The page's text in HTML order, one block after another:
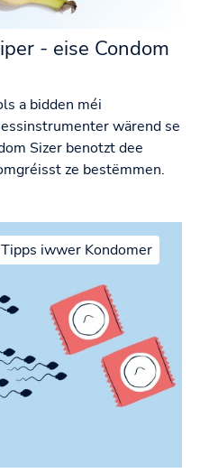
- eise Condom
a bidden méi
wärend se
Sizer benotzt dee
ze bestëmmen.
iwwer Kondomer